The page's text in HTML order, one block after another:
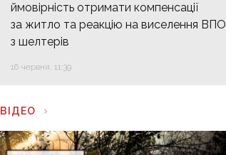
ймовірність отримати компенсації
за житло та реакцію на виселення ВПО
з шелтерів
16 червня, 11:39
ВІДЕО